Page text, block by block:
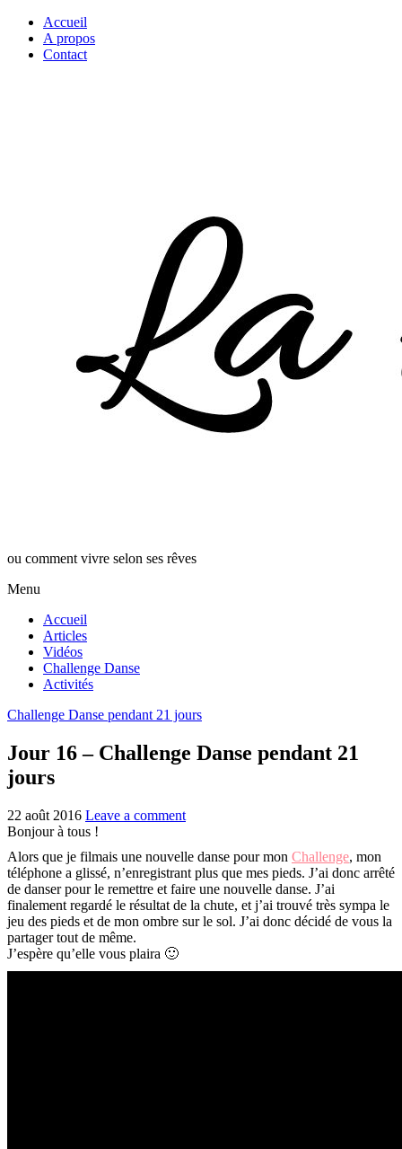
Accueil
A propos
Contact
ou comment vivre selon ses rêves
Menu
Accueil
Articles
Vidéos
Challenge Danse
Activités
Challenge Danse pendant 21 jours
Jour 16 – Challenge Danse pendant 21
jours
22 août 2016 Leave a comment
Bonjour à tous !
Alors que je filmais une nouvelle danse pour mon Challenge, mon
téléphone a glissé, n’enregistrant plus que mes pieds. J’ai donc arrêté
de danser pour le remettre et faire une nouvelle danse. J’ai
finalement regardé le résultat de la chute, et j’ai trouvé très sympa le
jeu des pieds et de mon ombre sur le sol. J’ai donc décidé de vous la
partager tout de même.
J’espère qu’elle vous plaira 🙂